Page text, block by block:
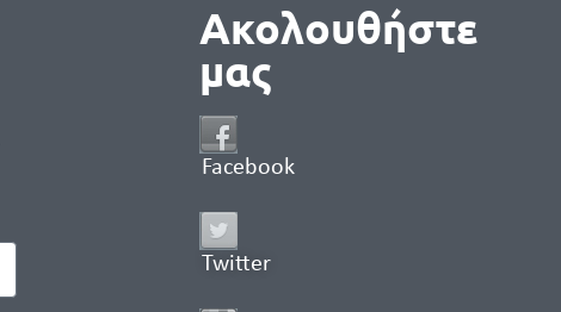
Ακολουθήστε
μας
Facebook
Twitter